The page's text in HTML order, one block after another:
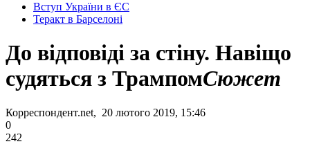
Вступ України в ЄС
Теракт в Барселоні
До відповіді за стіну. Навіщо
судяться з ТрампомСюжет
Корреспондент.net, 20 лютого 2019, 15:46
0
242